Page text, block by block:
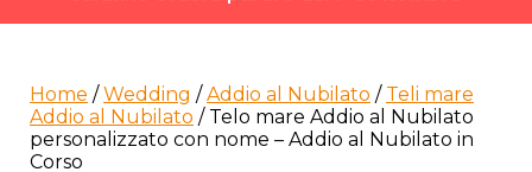
Home /Wedding /Addio al Nubilato / Teli mare
Addio al Nubilato / Telo mare Addio al Nubilato
personalizzato con nome – Addio al Nubilato in
Corso